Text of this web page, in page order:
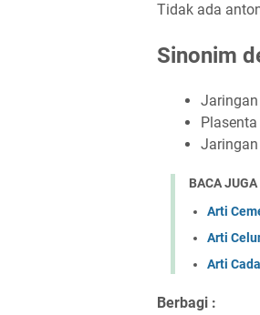
Tidak ada
Sinonim
Plasenta
BACA JUGA
Arti
Arti
Arti
Berbagi :